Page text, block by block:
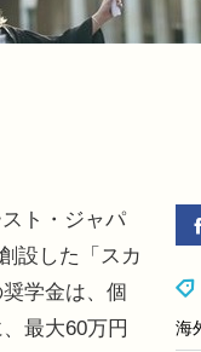
ト・ジャパ
設した「スカ
学金は、個
最大60万円